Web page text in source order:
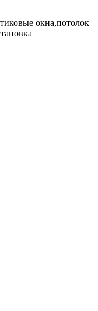
окна,потолок